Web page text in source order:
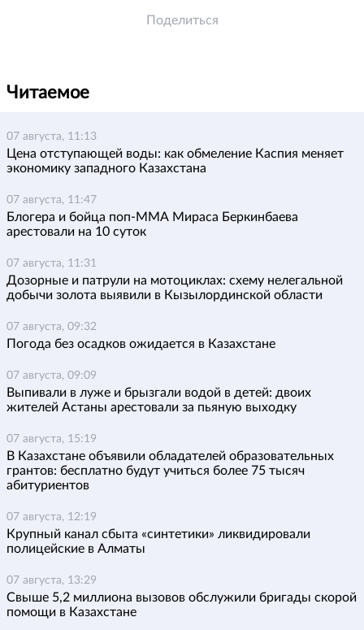
Поделиться
Читаемое
07 августа, 11:13
Цена отступающей воды: как обмеление Каспия меняет
экономику западного Казахстана
07 августа, 11:47
Блогера и бойца поп-ММА Мираса Беркинбаева
арестовали на 10 суток
07 августа, 11:31
Дозорные и патрули на мотоциклах: схему нелегальной
добычи золота выявили в Кызылординской области
07 августа, 09:32
Погода без осадков ожидается в Казахстане
07 августа, 09:09
Выпивали в луже и брызгали водой в детей: двоих
жителей Астаны арестовали за пьяную выходку
07 августа, 15:19
В Казахстане объявили обладателей образовательных
грантов: бесплатно будут учиться более 75 тысяч
абитуриентов
07 августа, 12:19
Крупный канал сбыта «синтетики» ликвидировали
полицейские в Алматы
07 августа, 13:29
Свыше 5,2 миллиона вызовов обслужили бригады скорой
помощи в Казахстане